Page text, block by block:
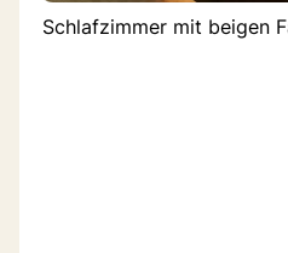
Schlafzimmer mit beigen